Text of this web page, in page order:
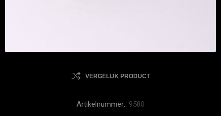
VERGELIJK PRODUCT
Artikelnummer:: 9580